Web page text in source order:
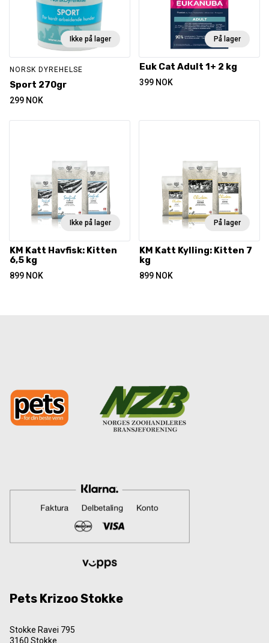
Ikke på lager
NORSK DYREHELSE
Sport 270gr
299 NOK
På lager
Euk Cat Adult 1+ 2 kg
399 NOK
Ikke på lager
KM Katt Havfisk: Kitten
6,5 kg
899 NOK
På lager
KM Katt Kylling: Kitten 7
kg
899 NOK
Pets Krizoo Stokke
Stokke Ravei 795
3160 Stokke